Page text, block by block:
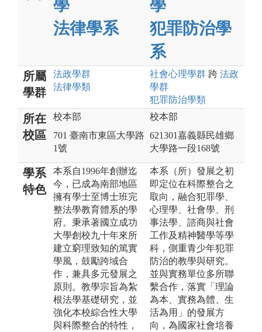
學
法律學系
學
犯罪防治學
系
所屬
學群
法政學群
法律學類
社會心理學群 跨 法政
學群
犯罪防治學類
所在
校區
校本部
701 臺南市東區大學路
1號
校本部
621301嘉義縣民雄鄉
大學路一段168號
學系
特色
本系自1996年創辦迄
今，已成為南部地區
擁有學士至博士班完
整法學教育體系的學
府。秉承著國立成功
大學創校九十年來所
建立窮理致知的篤實
學風，鼓勵跨域合
作，兼具多元發展之
原則。教學宗旨為紮
根法學基礎研究，並
強化本校綜合性大學
與科際整合的特性，
本系（所）發展之初
即定位在科際整合之
取向，融合犯罪學、
心理學、社會學、刑
事法學、諮商與社會
工作及精神醫學等學
科，側重青少年犯罪
防治的教學與研究。
並與實務單位多所聯
繫合作，落實「理論
為本、實務為體、生
活為用」的發展方
向，為國家社會培養